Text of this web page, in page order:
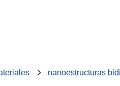
nanoestructuras